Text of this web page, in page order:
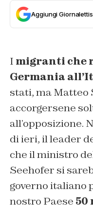
Aggiungi
I migranti che
Germania
stati, ma Matteo
accorgersene
all’opposizione.
di ieri, il leader
che il ministro
Seehofer si
governo italiano
nostro Paese 50